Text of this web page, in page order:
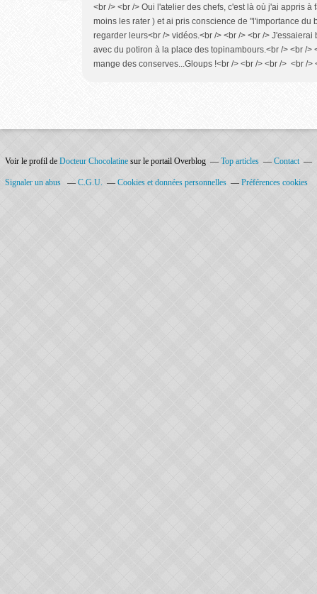
<br /> <br /> Oui l'atelier des chefs, c'est là où j'ai appris à
moins les rater ) et ai pris conscience de "l'importance du
regarder leurs<br /> vidéos.<br /> <br /> <br />
avec du potiron à la place des topinambours.<br /> <br />
mange des conserves...Gloups !<br /> <br /> <br /> <br />
Voir le profil de Docteur Chocolatine sur le portail Overblog Top articles Contact
Signaler un abus C.G.U. Cookies et données personnelles Préférences cookies